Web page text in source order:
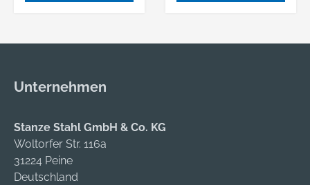
den Staplertransport
Stabiler OSB-
Bodenbelastbarkeit
500 kg/m² •
Schneelastsicherheit
210 kg/m² •
Unternehmen
Stanze Stahl GmbH & Co. KG
Woltorfer Str. 116a
31224 Peine
Deutschland